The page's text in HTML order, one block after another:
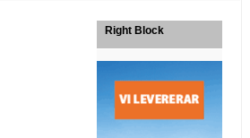
Right Block